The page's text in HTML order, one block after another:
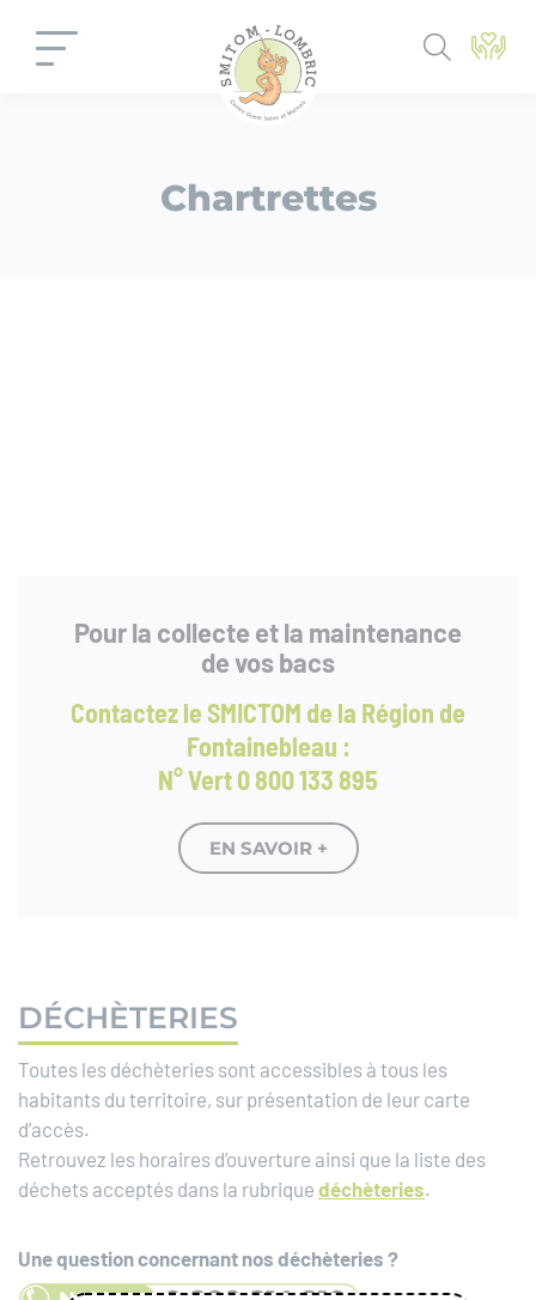
Chartrettes
Pour la collecte et la maintenance
de vos bacs
Contactez le SMICTOM de la Région de
Fontainebleau :
N° Vert 0 800 133 895
EN SAVOIR +
DÉCHÈTERIES
Toutes les déchèteries sont accessibles à tous les
habitants du territoire, sur présentation de leur carte
d’accès.
Retrouvez les horaires d’ouverture ainsi que la liste des
déchets acceptés dans la rubrique déchèteries.
Une question concernant nos déchèteries ?